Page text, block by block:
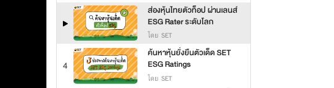
ส่องหุ้นไทยตัวท็อป ผ่านเลนส์
ESG Rater ระดับโลก
โดย SET
4
ค้นหาหุ้นยั่งยืนตัวเด็ด SET
ESG Ratings
โดย SET